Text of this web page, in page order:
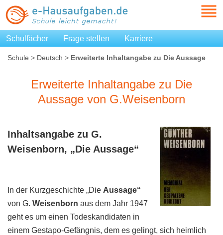
Schulfächer Frage stellen Karriere
Schule > Deutsch > Erweiterte Inhaltangabe zu Die Aussage
Erweiterte Inhaltangabe zu Die
Aussage von G.Weisenborn
Inhaltsangabe zu G.
Weisenborn, „Die Aussage“
In der Kurzgeschichte „Die Aussage“
von G. Weisenborn aus dem Jahr 1947
geht es um einen Todeskandidaten in
einem Gestapo-Gefängnis, dem es gelingt, sich heimlich